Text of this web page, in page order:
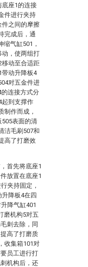
底座1的连接
件进行夹持
件之间的摩擦
完成后，通
气缸501，
动，使两组打
移动至合适距
带动升降板4
对五金件进
连接方式分
起到支撑作
制作而成，
表面的清
洁毛刷507和
高了打磨效
首先将底座1
放置在底座1
夹持固定，
降板4在四
降气缸401
磨机构5对五
刺去除，同
高了打磨质
收集箱101对
员工进行打
机构后，还